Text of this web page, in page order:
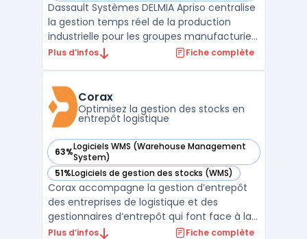
Dassault Systèmes DELMIA Apriso centralise
la gestion temps réel de la production
industrielle pour les groupes manufacturiers
multi-sites. Ce logiciel Manufacturing
planification à la qualité, jusqu’au pilotage
des stocks et d ...
Plus d’infos Fiche complète
Corax
Optimisez la gestion des stocks en
entrepôt logistique
63%Logiciels WMS (Warehouse Management
System)
— voir Corax dans cette catégorie
51%Logiciels de gestion des stocks (WMS)
— voir Corax dans cette catégorie
Corax accompagne la gestion d’entrepôt
des entreprises de logistique et des
gestionnaires d’entrepôt qui font face à la
complexité du stock management. Les
Plus d’infos Fiche complète